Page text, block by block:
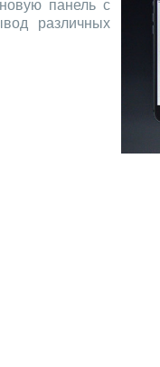
панель с
различных